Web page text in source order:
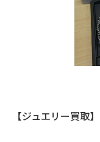
【ジュエリー買取】